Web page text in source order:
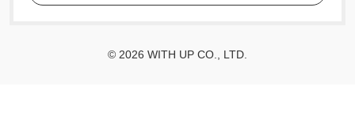
© 2026 WITH UP CO., LTD.